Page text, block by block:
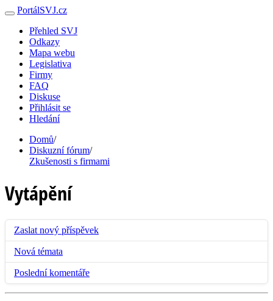
PortálSVJ.cz
Přehled SVJ
Odkazy
Mapa webu
Legislativa
Firmy
FAQ
Diskuse
Přihlásit se
Hledání
Domů/
Diskuzní fórum/
Zkušenosti s firmami
Vytápění
Zaslat nový příspěvek
Nová témata
Poslední komentáře